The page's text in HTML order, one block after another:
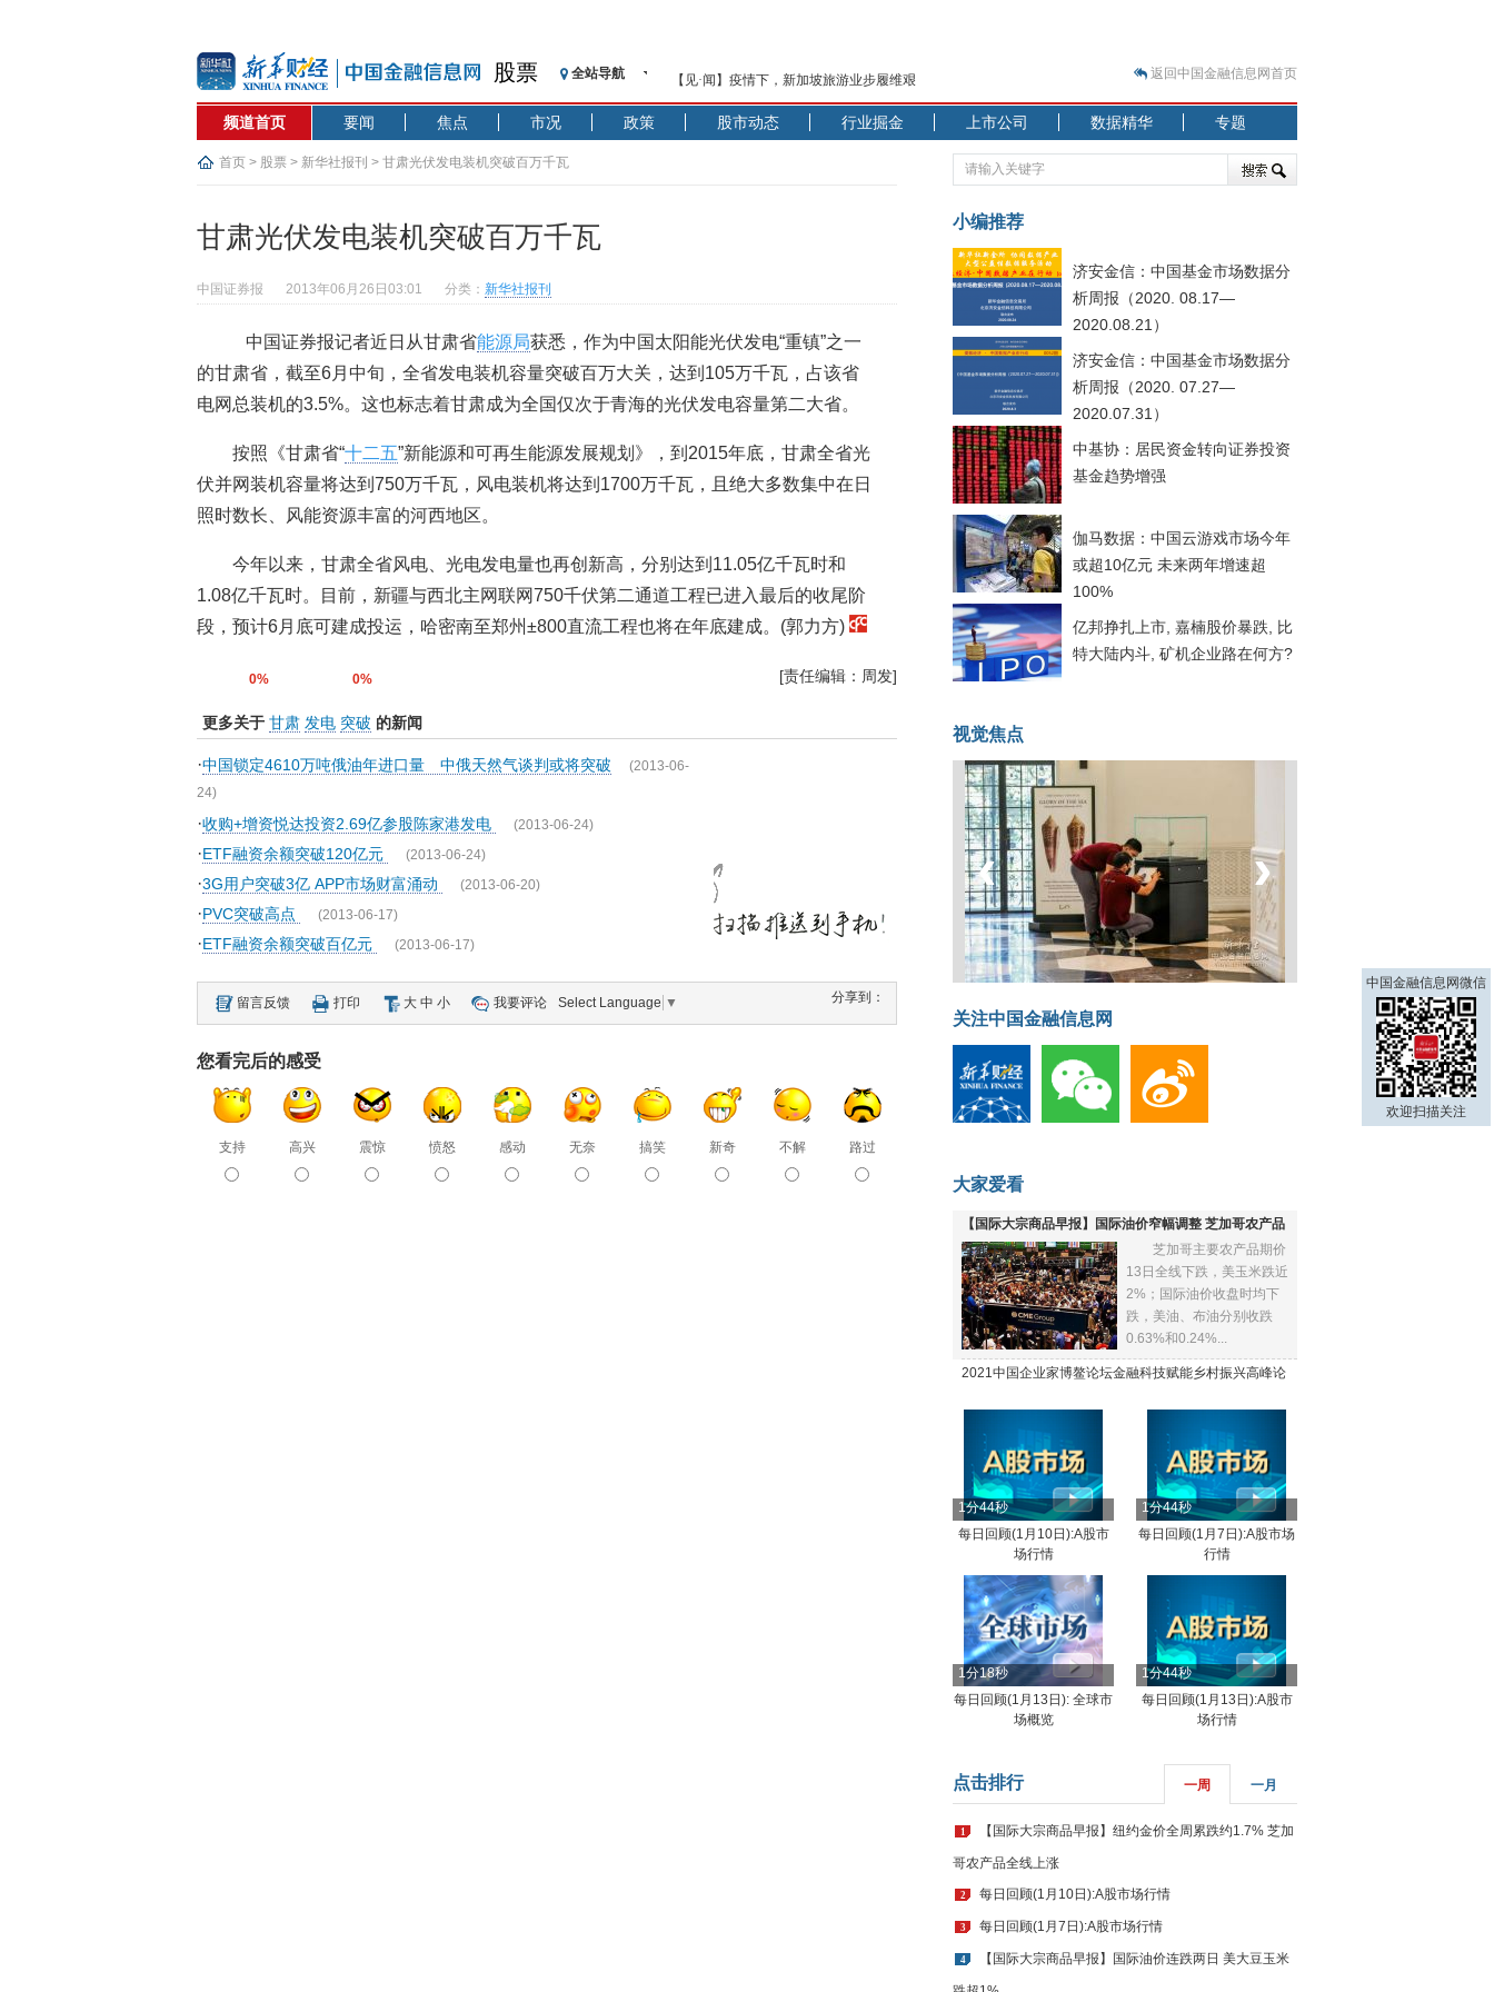
股票 全站导航
【见·闻】疫情下，新加坡旅游业步履维艰
记者手记：疫情下的香港零售业如何浴火重生？
【见·闻】疫情下一家香港传统零售商的转型突围之旅
济安金信：中国基金市场数据分析周报（2020. 07.27—2020.07.31）
【新华财经调查】同业存单、结构性存款玩起“跷跷板” 结构性失衡藏
央行公开市场净投放300亿元 短端资金利率明显下行
基本面及股市双轮冲击 债市回调十年期债表现最弱
沥青期货连续两日涨逾3% 沪银及两粕涨势喜人
恒生聚源：北斗收官之星发射成功，全产业链解析
济安金信：中国基金市场数据分析周报（2020. 08.17—2020.08.21）
返回中国金融信息网首页
频道首页 要闻 焦点 市况 政策 股市动态 行业掘金 上市公司 数据精华 专题
首页 > 股票 > 新华社报刊 > 甘肃光伏发电装机突破百万千瓦
甘肃光伏发电装机突破百万千瓦
中国证券报 2013年06月26日03:01 分类： 新华社报刊
中国证券报记者近日从甘肃省能源局获悉，作为中国太阳能光伏发电“重镇”之一
的甘肃省，截至6月中旬，全省发电装机容量突破百万大关，达到105万千瓦，占该省
电网总装机的3.5%。这也标志着甘肃成为全国仅次于青海的光伏发电容量第二大省。
按照《甘肃省“十二五”新能源和可再生能源发展规划》，到2015年底，甘肃全省光
伏并网装机容量将达到750万千瓦，风电装机将达到1700万千瓦，且绝大多数集中在日
照时数长、风能资源丰富的河西地区。
今年以来，甘肃全省风电、光电发电量也再创新高，分别达到11.05亿千瓦时和
1.08亿千瓦时。目前，新疆与西北主网联网750千伏第二通道工程已进入最后的收尾阶
段，预计6月底可建成投运，哈密南至郑州±800直流工程也将在年底建成。(郭力方)
0% 0% [责任编辑：周发]
更多关于 甘肃 发电 突破 的新闻
·中国锁定4610万吨俄油年进口量 中俄天然气谈判或将突破 (2013-06-
24)
·收购+增资悦达投资2.69亿参股陈家港发电 (2013-06-24)
·ETF融资余额突破120亿元 (2013-06-24)
·3G用户突破3亿 APP市场财富涌动 (2013-06-20)
·PVC突破高点 (2013-06-17)
·ETF融资余额突破百亿元 (2013-06-17)
留言反馈 打印 大 中 小 我要评论 Select Language ▼ 分享到：
您看完后的感受
支持 高兴 震惊 愤怒 感动 无奈 搞笑 新奇 不解 路过
小编推荐
济安金信：中国基金市场数据分
析周报（2020. 08.17—
2020.08.21）
济安金信：中国基金市场数据分
析周报（2020. 07.27—
2020.07.31）
中基协：居民资金转向证券投资
基金趋势增强
伽马数据：中国云游戏市场今年
或超10亿元 未来两年增速超
100%
亿邦挣扎上市, 嘉楠股价暴跌, 比
特大陆内斗, 矿机企业路在何方?
视觉焦点
菲律宾：防疫降级
‹ ›
关注中国金融信息网
大家爱看
【国际大宗商品早报】国际油价窄幅调整 芝加哥农产品
全线下跌
芝加哥主要农产品期价
13日全线下跌，美玉米跌近
2%；国际油价收盘时均下
跌，美油、布油分别收跌
0.63%和0.24%...
2021中国企业家博鳌论坛金融科技赋能乡村振兴高峰论
1分44秒
每日回顾(1月10日):A股市
场行情
1分44秒
每日回顾(1月7日):A股市场
行情
1分18秒
每日回顾(1月13日): 全球市
场概览
1分44秒
每日回顾(1月13日):A股市
场行情
点击排行 一周 一月
1 【国际大宗商品早报】纽约金价全周累跌约1.7% 芝加
哥农产品全线上涨
2 每日回顾(1月10日):A股市场行情
3 每日回顾(1月7日):A股市场行情
4 【国际大宗商品早报】国际油价连跌两日 美大豆玉米
中国金融信息网微信
欢迎扫描关注